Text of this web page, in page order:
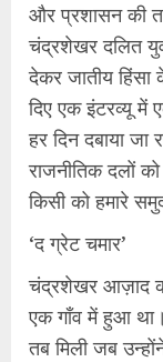
और प्रशासन की
चंद्रशेखर दलित
देकर जातीय
दिए एक इंटरव्यू में
हर दिन दबाया जा
राजनीतिक दलों
किसी को हमारे
‘द ग्रेट चमार’
चंद्रशेखर आज़ाद
एक गाँव में हुआ
तब मिली जब